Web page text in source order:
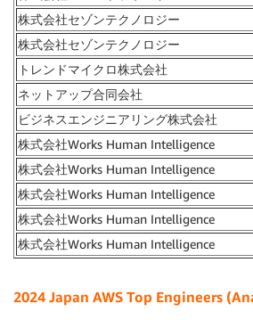
株式会社セゾンテクノロジー
株式会社セゾンテクノロジー
トレンドマイクロ株式会社
ネットアップ合同会社
ビジネスエンジニアリング株式会社
株式会社Works Human Intelligence
株式会社Works Human Intelligence
株式会社Works Human Intelligence
株式会社Works Human Intelligence
株式会社Works Human Intelligence
2024 Japan AWS Top Engineers